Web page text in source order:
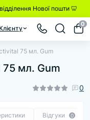
Нової пошти 🦷
Клієнту
0
75 мл. Gum
75 мл. Gum
0
Відгуки 0